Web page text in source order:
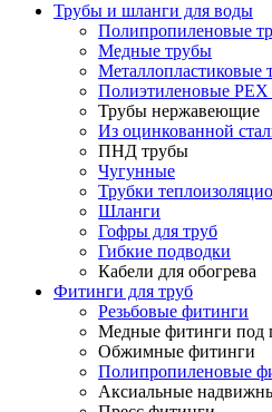
Трубы и шланги для воды
Полипропиленовые
Медные трубы
Металлопластиковые
Полиэтиленовые PEX
Трубы нержавеющие
Из оцинкованной
ПНД трубы
Чугунные
Трубки
Шланги
Гофры для труб
Гибкие подводки
Кабели для обогрева
Фитинги для труб
Резьбовые фитинги
Медные фитинги под
Обжимные фитинги
Полипропиленовые
Аксиальные